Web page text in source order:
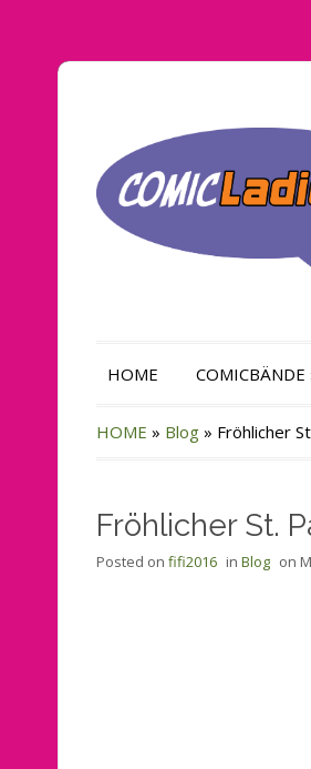
HOME COMICBÄNDE
HOME » Blog » Fröhlicher
Fröhlicher St.
Posted on fifi2016 in Blog on